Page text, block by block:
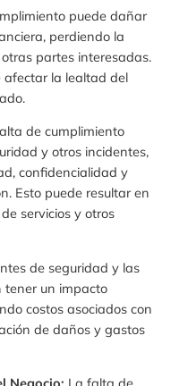
puede dañar
perdiendo la
partes interesadas.
afectar la lealtad del
de cumplimiento
y otros incidentes,
confidencialidad y
Esto puede resultar en
servicios y otros
de seguridad y las
tener un impacto
costos asociados con
de daños y gastos